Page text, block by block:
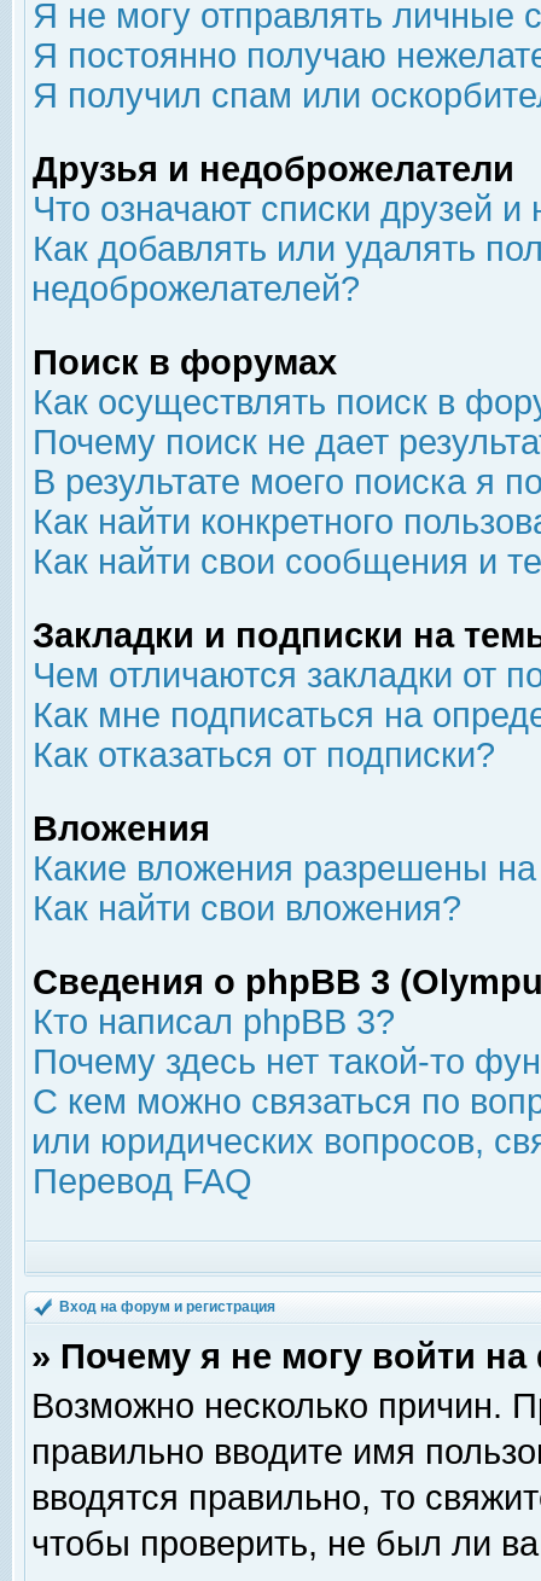
Я не могу отправлять личные
Я постоянно получаю
Я получил спам или
Друзья и недоброжелатели
Что означают списки друзей
Как добавлять или удалять
недоброжелателей?
Поиск в форумах
Как осуществлять поиск в
Почему поиск не дает
В результате моего поиска я
Как найти конкретного
Как найти свои сообщения и
Закладки и подписки на
Чем отличаются закладки от
Как мне подписаться на
Как отказаться от подписки?
Вложения
Какие вложения разрешены
Как найти свои вложения?
Сведения о phpBB 3
Кто написал phpBB 3?
Почему здесь нет такой-то
С кем можно связаться по
или юридических вопросов,
Перевод FAQ
Вход на форум и регистрация
» Почему я не могу войти
Возможно несколько причин.
правильно вводите имя
вводятся правильно, то
чтобы проверить, не был ли